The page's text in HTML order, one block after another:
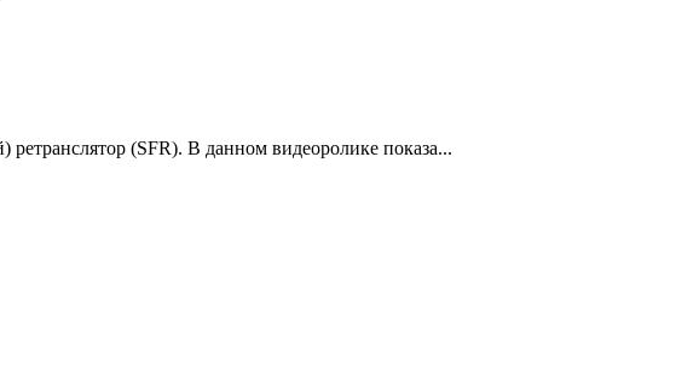
(SFR). В данном видеоролике показа...